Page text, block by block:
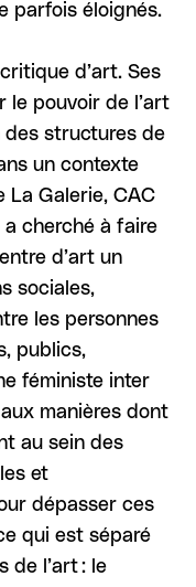
parfois éloignés.
d’art. Ses
le pouvoir de l’art
des structures de
un contexte
La Galerie, CAC
a cherché à faire
d’art un
sociales,
les personnes
publics,
féministe inter
manières dont
au sein des
et
dépasser ces
qui est séparé
de l’art : le